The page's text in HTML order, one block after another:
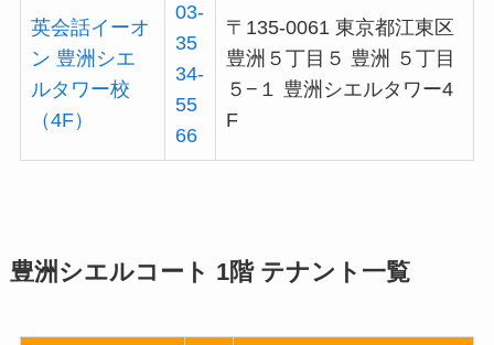
英会話イーオ
ン 豊洲シエ
ルタワー校
（4F）
03-
35
34-
55
66
〒135-0061 東京都江東区
豊洲５丁目５ 豊洲 ５丁目
５−１ 豊洲シエルタワー4
F
豊洲シエルコート 1階 テナント一覧